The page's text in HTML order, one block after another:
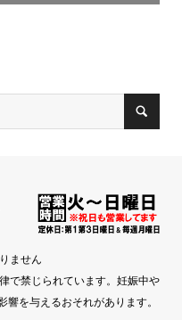
ません
で禁じられています。妊娠中や
を与えるおそれがあります。